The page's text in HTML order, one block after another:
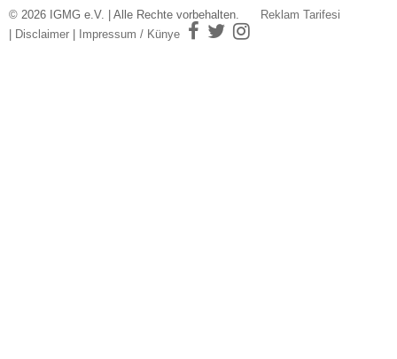
© 2026 IGMG e.V. | Alle Rechte vorbehalten.
Reklam Tarifesi
Disclaimer Impressum / Künye